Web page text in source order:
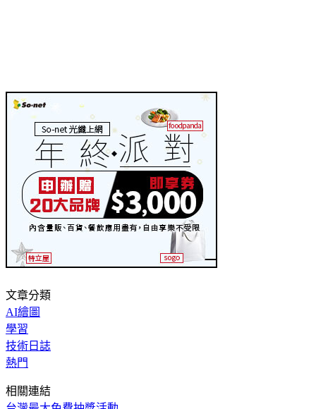
文章分類
AI繪圖
學習
技術日誌
熱門
相關連結